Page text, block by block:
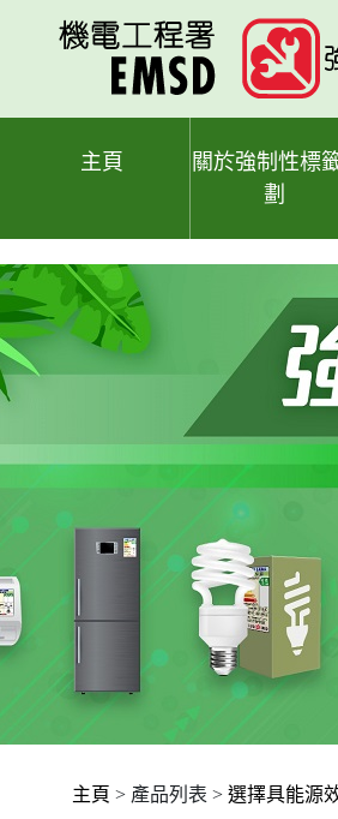
主頁
關於強制性標
劃
主頁 > 產品列表 > 選擇具能源